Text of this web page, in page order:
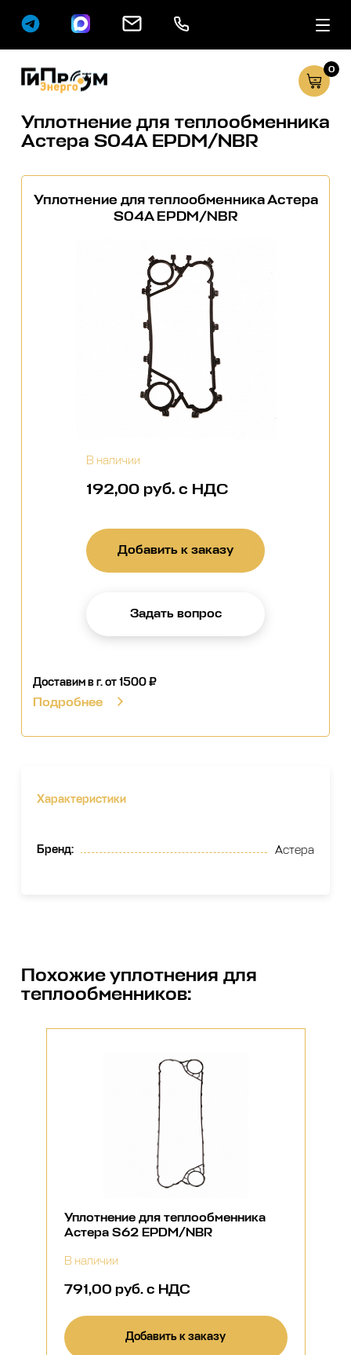
Сервисные
0
Уплотнение для теплообменника
Астера S04A EPDM/NBR
Уплотнение для теплообменника Астера
S04A EPDM/NBR
В наличии
192,00 руб. с НДС
Добавить к заказу
Задать вопрос
Доставим в г.от 1500 ₽
Подробнее
Характеристики
Бренд: Астера
Похожиеуплотнения для
теплообменников:
Уплотнение для теплообменника
Астера S62 EPDM/NBR
В наличии
791,00 руб. с НДС
Добавить к заказу